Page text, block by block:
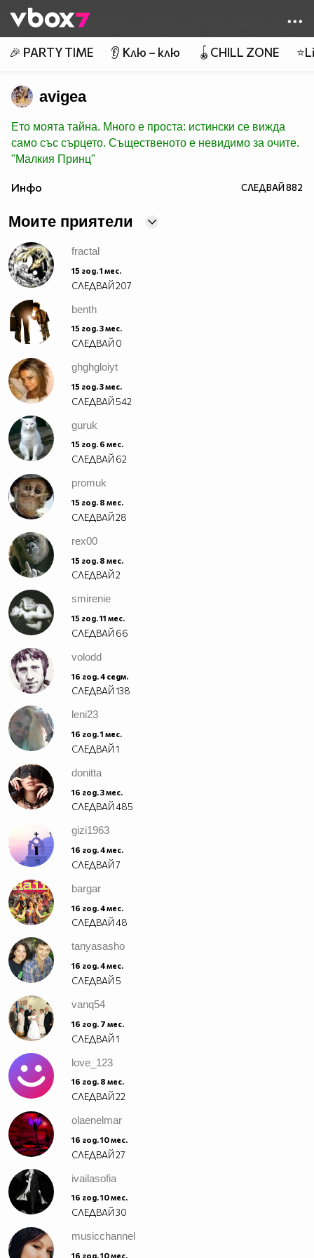
👾
🎉 PARTY TIME 👂 Клю – клю 🪀CHILL ZONE
avigea
Ето моята тайна. Много е проста: истински се вижда
само със сърцето. Същественото е невидимо за очите.
"Малкия Принц"
Инфо СЛЕДВАЙ882
Моите приятели
fractal
15 год. 1 мес.
СЛЕДВАЙ207
benth
15 год. 3 мес.
СЛЕДВАЙ 0
ghghgloiyt
15 год. 3 мес.
СЛЕДВАЙ542
guruk
15 год. 6 мес.
СЛЕДВАЙ 62
promuk
15 год. 8 мес.
СЛЕДВАЙ28
rex00
15 год. 8 мес.
СЛЕДВАЙ2
smirenie
15 год. 11 мес.
СЛЕДВАЙ 66
volodd
16 год. 4 седм.
СЛЕДВАЙ138
leni23
16 год. 1 мес.
СЛЕДВАЙ1
donitta
16 год. 3 мес.
СЛЕДВАЙ485
gizi1963
16 год. 4 мес.
СЛЕДВАЙ7
bargar
16 год. 4 мес.
СЛЕДВАЙ48
tanyasasho
16 год. 4 мес.
СЛЕДВАЙ5
vanq54
16 год. 7 мес.
СЛЕДВАЙ1
love_123
16 год. 8 мес.
СЛЕДВАЙ22
olaenelmar
16 год. 10 мес.
СЛЕДВАЙ27
ivailasofia
16 год. 10 мес.
СЛЕДВАЙ30
musicchannel
16 год. 10 мес.